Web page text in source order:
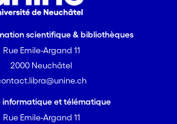
scientifique & bibliothèques
Rue Emile-Argand 11
2000 Neuchâtel
informatique et télématique
Rue Emile-Argand 11